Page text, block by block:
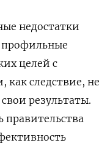
недостатки
целей с
следствие, не
результаты.
правительства